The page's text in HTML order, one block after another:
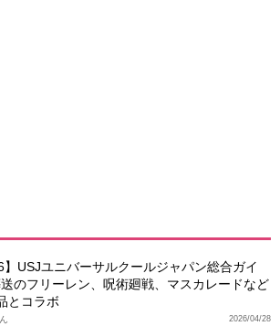
】USJユニバーサルクールジャパン総合ガイ
送のフリーレン、呪術廻戦、マスカレードなど
とコラボ
2026/04/28